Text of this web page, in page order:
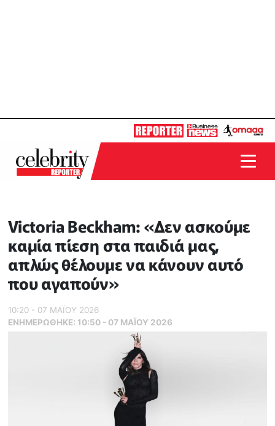
Victoria Beckham: «Δεν ασκούμε
καμία πίεση στα παιδιά μας,
απλώς θέλουμε να κάνουν αυτό
που αγαπούν»
10:20 - 07 ΜΑΪ́ΟΥ 2026
ΕΝΗΜΕΡΏΘΗΚΕ: 10:50 - 07 ΜΑΪ́ΟΥ 2026